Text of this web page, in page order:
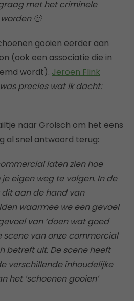
met het criminele
🙂
gooien eerder aan
(ook een associatie die in
wordt). Jeroen Flink
precies wat ik dacht:
naar Grolsch om het eens
al snel antwoord terug:
laten zien hoe
eigen weg te volgen. In de
aan de hand van
waarmee we een gevoel
van ‘doen wat goed
scene van onze commercial
betreft uit. De scene heeft
verschillende inhoudelijke
het ‘schoenen gooien’